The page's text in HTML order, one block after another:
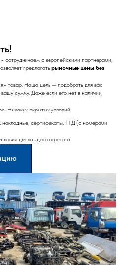
- сотрудничаем с европейскими партнерами,
предлагать рыночные цены без
товар. Наша цель — подобрать для вас
вашу сумму. Даже если его нет в наличии,
Никаких скрытых условий.
накладные, сертификаты, ГТД (с номерами
для каждого агрегата.